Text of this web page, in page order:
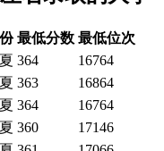
最低分数 最低位次
364
16764
363
16864
364
16764
360
17146